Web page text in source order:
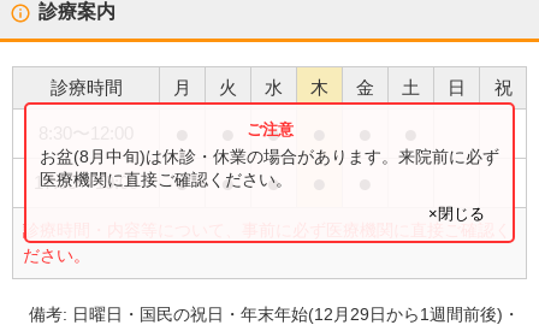
診療案内
診療時間 月 火 水 木 金 土 日 祝
●
17:00〜19:00 ● ● ●
診療時間・内容等について、事前に必ず医療機関に直接ご確認く
ださい。
お盆(8月中旬)は休診・休業の場合があります。来院前に必ず
医療機関に直接ご確認ください。
×閉じる
備考: 日曜日・国民の祝日・年末年始(12月29日から1週間前後)・